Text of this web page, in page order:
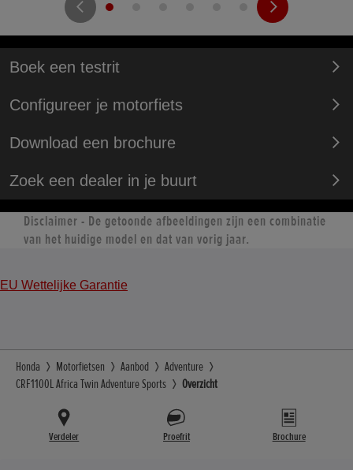
Boek een testrit
Configureer je motorfiets
Download een brochure
Zoek een dealer in je buurt
Disclaimer - De getoonde afbeeldingen zijn een combinatie
van het huidige model en dat van vorig jaar.
EU Wettelijke Garantie
Honda Motorfietsen Aanbod
Adventure
CRF1100L Africa Twin Adventure Sports
Overzicht
Verdeler Proefrit Brochure